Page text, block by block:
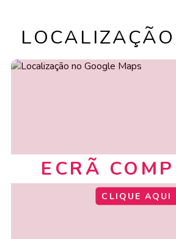
LOCALIZAÇÃO
ECRÃ
CLIQUE AQUI